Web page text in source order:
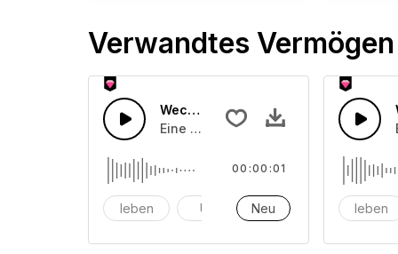
Verwandtes Vermögen
Wecker 18
Eine Ansammlung von
leben Uhr Alarm
00:00:01
Neu leben